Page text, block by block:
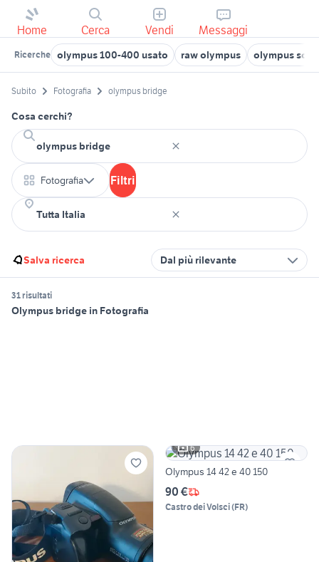
Home Cerca Vendi Messaggi
Ricerche olympus 100-400 usato raw olympus olympus
Subito Fotografia olympus bridge
Cosa cerchi?
Fotografia Filtri
Salva ricerca Dal più rilevante
31 risultati
Olympus bridge in Fotografia
6
Olympus 14 42 e 40 150
90 €
Castro dei Volsci(FR)